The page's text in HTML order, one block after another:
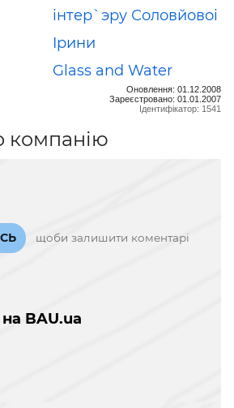
iнтер`эру Соловйовоi
Iрини
Glass and Water
Оновлення: 01.12.2008
Зареєстровано: 01.01.2007
Ідентифікатор: 1541
компанію
щоби залишити коментарі
BAU.ua